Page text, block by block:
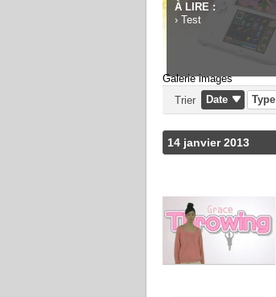
À LIRE :
› Test
Galerie images
Trier
Date Type
14 janvier 2013